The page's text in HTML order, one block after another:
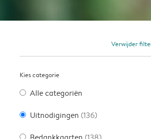
Verwijder
Kies categorie
Alle categoriën
Uitnodigingen (136)